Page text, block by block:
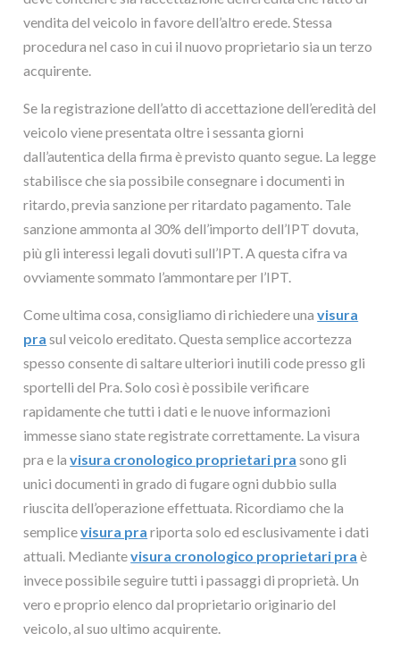
vendita del veicolo in favore dell’altro erede. Stessa
procedura nel caso in cui il nuovo proprietario sia un terzo
acquirente.
Se la registrazione dell’atto di accettazione dell’eredità del
veicolo viene presentata oltre i sessanta giorni
dall’autentica della firma è previsto quanto segue. La legge
stabilisce che sia possibile consegnare i documenti in
ritardo, previa sanzione per ritardato pagamento. Tale
sanzione ammonta al 30% dell’importo dell’IPT dovuta,
più gli interessi legali dovuti sull’IPT. A questa cifra va
ovviamente sommato l’ammontare per l’IPT.
Come ultima cosa, consigliamo di richiedere unavisura
pra sul veicolo ereditato. Questa semplice accortezza
spesso consente di saltare ulteriori inutili code presso gli
sportelli del Pra. Solo così è possibile verificare
rapidamente che tutti i dati e le nuove informazioni
immesse siano state registrate correttamente. La visura
pra e lavisura cronologico proprietari pra sono gli
unici documenti in grado di fugare ogni dubbio sulla
riuscita dell’operazione effettuata. Ricordiamo che la
semplicevisura pra riporta solo ed esclusivamente i dati
attuali. Mediantevisura cronologico proprietari pra è
invece possibile seguire tutti i passaggi di proprietà. Un
vero e proprio elenco dal proprietario originario del
veicolo, al suo ultimo acquirente.